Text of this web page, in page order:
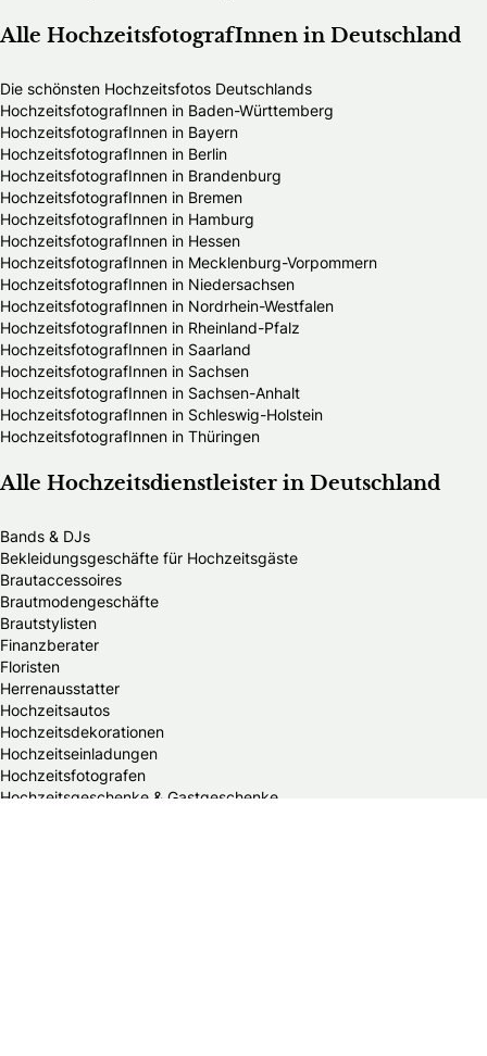
Alle HochzeitsfotografInnen in Deutschland
Die schönsten Hochzeitsfotos Deutschlands
HochzeitsfotografInnen in Baden-Württemberg
HochzeitsfotografInnen in Bayern
HochzeitsfotografInnen in Berlin
HochzeitsfotografInnen in Brandenburg
HochzeitsfotografInnen in Bremen
HochzeitsfotografInnen in Hamburg
HochzeitsfotografInnen in Hessen
HochzeitsfotografInnen in Mecklenburg-Vorpommern
HochzeitsfotografInnen in Niedersachsen
HochzeitsfotografInnen in Nordrhein-Westfalen
HochzeitsfotografInnen in Rheinland-Pfalz
HochzeitsfotografInnen in Saarland
HochzeitsfotografInnen in Sachsen
HochzeitsfotografInnen in Sachsen-Anhalt
HochzeitsfotografInnen in Schleswig-Holstein
HochzeitsfotografInnen in Thüringen
Alle Hochzeitsdienstleister in Deutschland
Bands & DJs
Bekleidungsgeschäfte für Hochzeitsgäste
Brautaccessoires
Brautmodengeschäfte
Brautstylisten
Finanzberater
Floristen
Herrenausstatter
Hochzeitsautos
Hochzeitsdekorationen
Hochzeitseinladungen
Hochzeitsfotografen
Hochzeitsgeschenke & Gastgeschenke